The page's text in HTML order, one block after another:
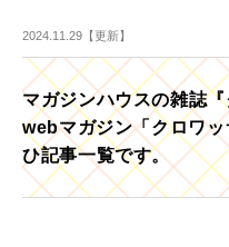
2024.11.29【更新】
マガジンハウスの雑誌
webマガジン「クロワ
ひ記事一覧です。